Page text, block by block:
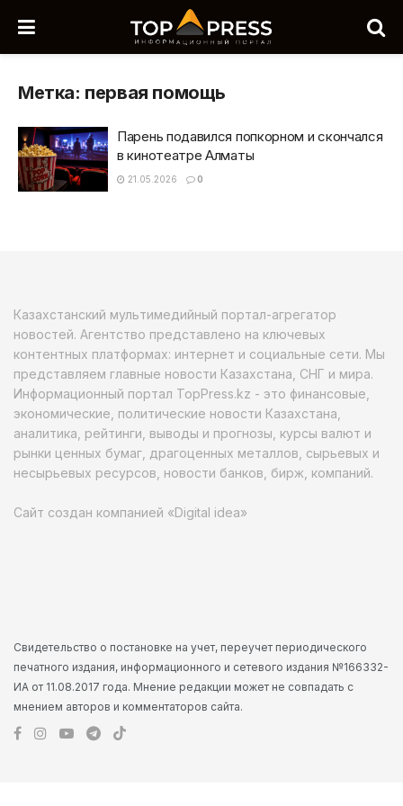
Метка: первая помощь
Парень подавился попкорном и скончался
в кинотеатре Алматы
21.05.2026 0
Казахстанский мультимедийный портал-агрегатор
новостей. Агентство представлено на ключевых
контентных платформах: интернет и социальные сети. Мы
представляем главные новости Казахстана, СНГ и мира.
Информационный портал TopPress.kz - это финансовые,
экономические, политические новости Казахстана,
аналитика, рейтинги, выводы и прогнозы, курсы валют и
рынки ценных бумаг, драгоценных металлов, сырьевых и
несырьевых ресурсов, новости банков, бирж, компаний.
Сайт создан компанией «Digital idea»
Свидетельство о постановке на учет, переучет периодического
печатного издания, информационного и сетевого издания №166332-
ИА от 11.08.2017 года. Мнение редакции может не совпадать с
мнением авторов и комментаторов сайта.